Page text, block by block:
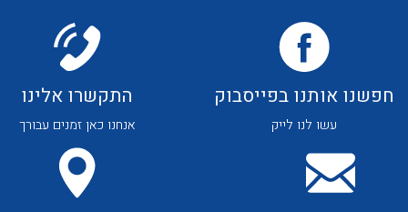
לכל מוצרי היצרן לכל מוצרי היצרן
חפשנו אותנו בפייסבוק
עשו לנו לייק
התקשרו אלינו
אנחנו כאן זמנים עבורך